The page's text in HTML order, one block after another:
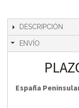
DESCRIPCIÓN
ENVÍO
España